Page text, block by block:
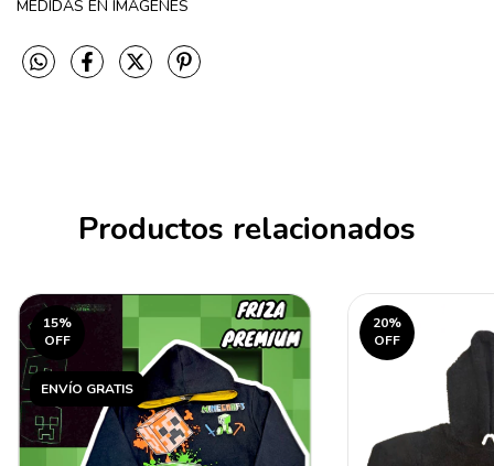
MEDIDAS EN IMAGENES
Productos relacionados
15%
OFF
ENVÍO GRATIS
20%
OFF